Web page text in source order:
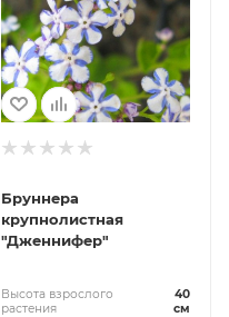
Бруннера
крупнолистная
"Дженнифер"
Высота взрослого
растения
40
см